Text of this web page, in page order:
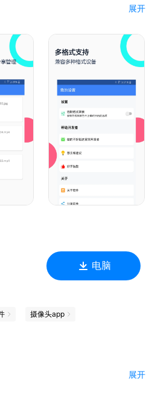
视频采集卡、各类支持uvc协议的
展开
电脑
摄像头app
展开